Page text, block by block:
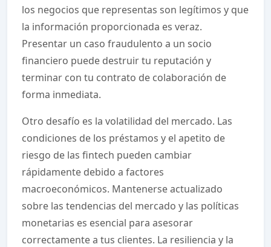
los negocios que representas son legítimos y que
la información proporcionada es veraz.
Presentar un caso fraudulento a un socio
financiero puede destruir tu reputación y
terminar con tu contrato de colaboración de
forma inmediata.
Otro desafío es la volatilidad del mercado. Las
condiciones de los préstamos y el apetito de
riesgo de las fintech pueden cambiar
rápidamente debido a factores
macroeconómicos. Mantenerse actualizado
sobre las tendencias del mercado y las políticas
monetarias es esencial para asesorar
correctamente a tus clientes. La resiliencia y la